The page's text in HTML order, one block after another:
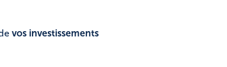
vos investissements